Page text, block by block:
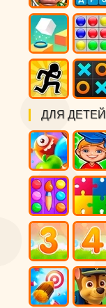
ДЛЯ ДЕТЕЙ